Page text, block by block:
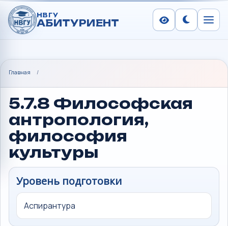
НВГУ
АБИТУРИЕНТ СменитьМеню
Главная /
5.7.8 Философская
антропология,
философия
культуры
Уровень подготовки
Аспирантура